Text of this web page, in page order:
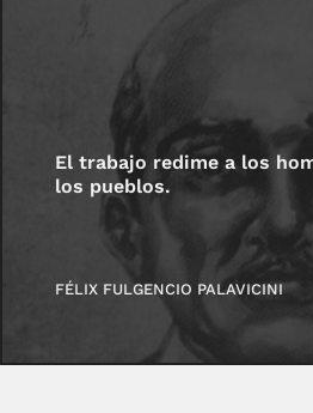
El trabajo redime a los
los pueblos.
FÉLIX FULGENCIO PALAVICINI